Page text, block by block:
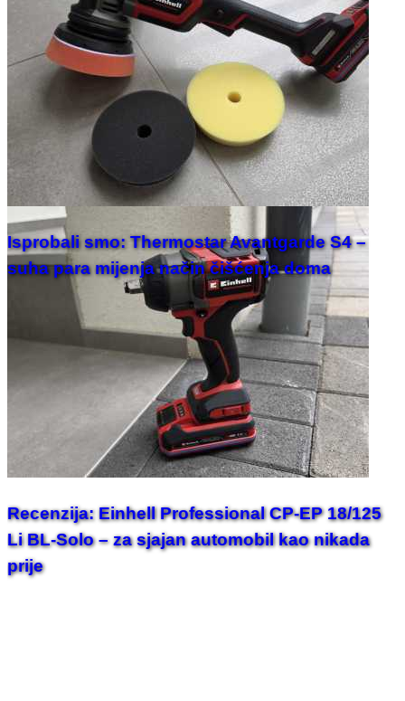
Isprobali smo: Thermostar Avantgarde S4 –
suha para mijenja način čišćenja doma
Recenzija: Einhell Professional CP-EP 18/125
Li BL-Solo – za sjajan automobil kao nikada
prije